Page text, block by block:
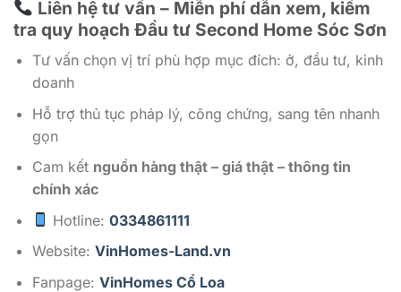
Liên hệ tư vấn – Miễn phí dẫn xem, kiểm
tra quy hoạch Đầu tư Second Home Sóc Sơn
Tư vấn chọn vị trí phù hợp mục đích: ở, đầu tư, kinh
doanh
Hỗ trợ thủ tục pháp lý, công chứng, sang tên nhanh
gọn
Cam kết nguồn hàng thật – giá thật – thông tin
chính xác
Hotline:0334861111
Website: VinHomes-Land.vn
Fanpage: VinHomes Cổ Loa